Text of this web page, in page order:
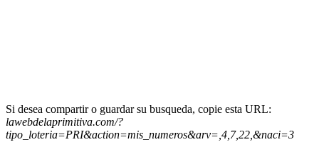
Si desea compartir o guardar su busqueda, copie esta URL:
lawebdelaprimitiva.com/?
tipo_loteria=PRI&action=mis_numeros&arv=,4,7,22,&naci=3